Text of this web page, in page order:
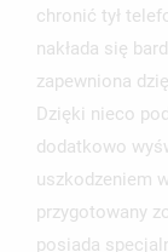
chronić tył
nakłada się
zapewniona
Dzięki nieco
dodatkowo
uszkodzeniem
przygotowany
posiada